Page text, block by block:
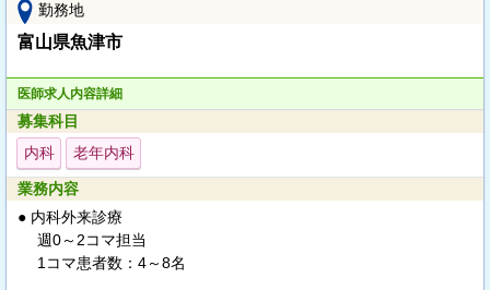
勤務地
富山県魚津市
医師求人内容詳細
募集科目
内科
老年内科
業務内容
● 内科外来診療
週0～2コマ担当
1コマ患者数：4～8名